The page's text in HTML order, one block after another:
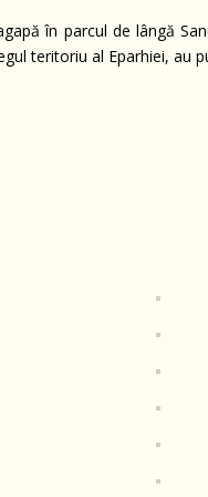
în parcul de lângă
teritoriu al Eparhiei, au